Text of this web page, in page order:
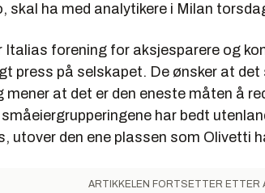
skal ha med analytikere i Milan
Italias forening for aksjesparere og
press på selskapet. De ønsker at
mener at det er den eneste måten å
har bedt
utover den ene plassen som Olivetti
ARTIKKELEN FORTSETTER ETTER